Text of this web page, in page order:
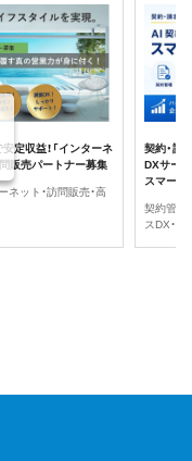
定収益！「インターネ
問販売パートナー募集
ネット・訪問販売・高
契約・請
DXサービ
スマート
契約管理
スDX・電